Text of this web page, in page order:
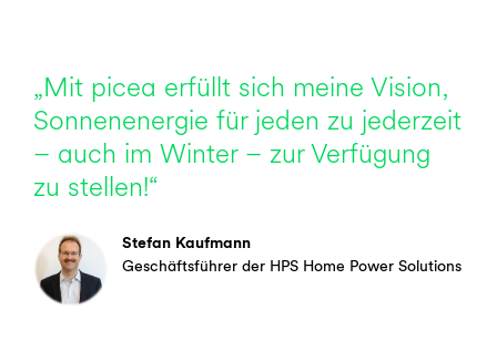
„Mit picea erfüllt sich meine Vision,
Sonnenenergie für jeden zu jederzeit
– auch im Winter – zur Verfügung
zu stellen!“
Stefan Kaufmann
Geschäftsführer der HPS Home Power Solutions